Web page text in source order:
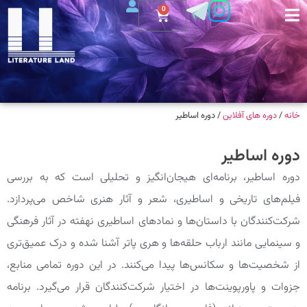
0
اساطیر
هیجان‌انگیز و تحلیلی است که به بررسی
اساطیری، شعر و آثار هنری شاخص می‌پردازد.
و نمادهای اساطیری نهفته در آثار فرهنگی
حلقه‌ها و هری پاتر آشنا شده و درک عمیق‌تری
پیدا می‌کنند. در این دوره تمامی منابع،
در اختیار شرکت‌کنندگان قرار می‌گیرد. برنامه